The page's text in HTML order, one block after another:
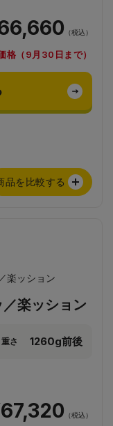
（税込）
格（9月30日まで）
品を比較する
楽ッション
重さ 1260g前後
（税込）